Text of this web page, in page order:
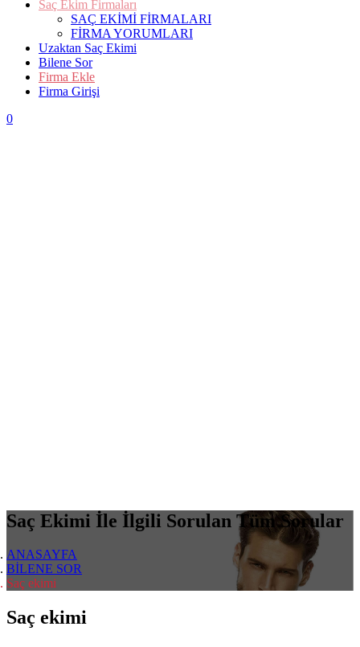
Saç Ekim Firmaları
SAÇ EKİMİ FİRMALARI
FİRMA YORUMLARI
Uzaktan Saç Ekimi
Bilene Sor
Firma Ekle
Firma Girişi
0
Saç Ekimi İle İlgili Sorulan Tüm Sorular
ANASAYFA
BİLENE SOR
Saç ekimi
Saç ekimi